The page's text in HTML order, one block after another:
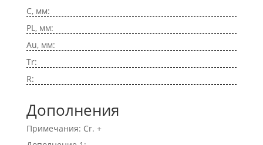
C, мм:
PL, мм:
Au, мм:
Tr:
R:
Дополнения
Примечания: Cr. +